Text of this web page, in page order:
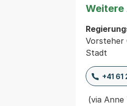
Weitere
Vorsteher
Stadt
+41 61